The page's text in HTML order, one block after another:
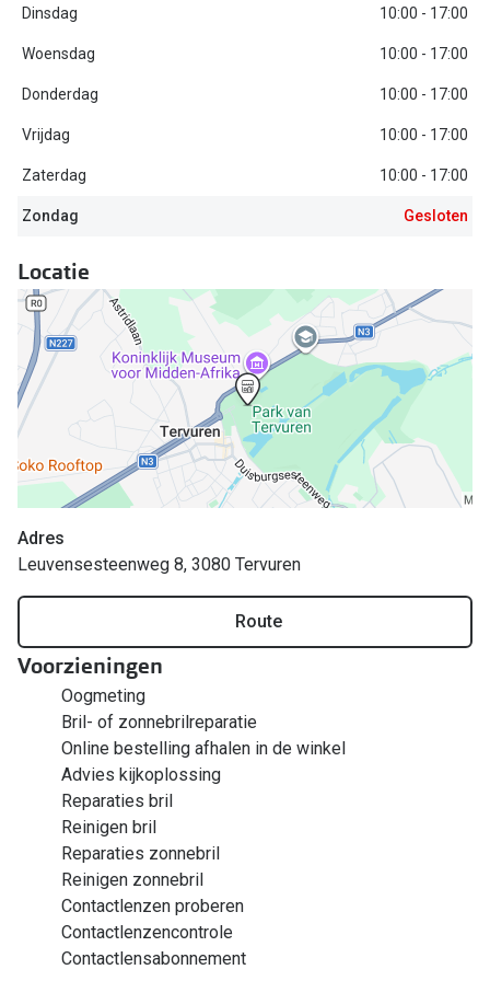
Ray-Ban
Gucci
Seen
Vogue
Michael Kors
Ralph Lauren
Burberry
Oakley
Alle brillen merken
Online hulp & advies
Bril online kopen in maar 4 stappen
Soorten brillenglazen
Nachtbril
Alles over brillen
Bausch +
Biofinity
Dailies
Proclear
Alle
Contact
Lenzen
Alles
Dinsdag 10:00 - 17:00
Woensdag 10:00 - 17:00
Donderdag 10:00 - 17:00
Vrijdag 10:00 - 17:00
Zaterdag 10:00 - 17:00
Zondag Gesloten
Locatie
Adres
Leuvensesteenweg 8, 3080 Tervuren
Route
Voorzieningen
Oogmeting
Bril- of zonnebrilreparatie
Online bestelling afhalen in de winkel
Advies kijkoplossing
Reparaties bril
Reinigen bril
Reparaties zonnebril
Reinigen zonnebril
Contactlenzen proberen
Contactlenzencontrole
Contactlensabonnement